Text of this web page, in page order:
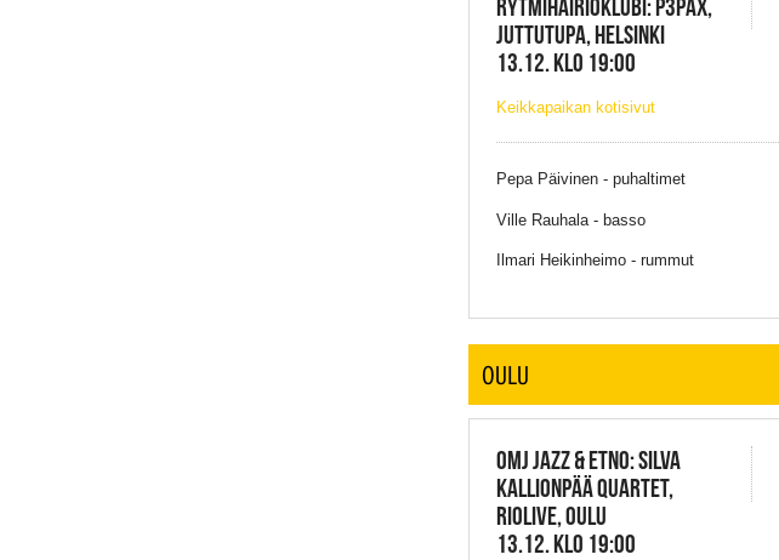
RYTMIHÄIRIÖKLUBI: P3PAX,
JUTTUTUPA, HELSINKI
13.12. KLO 19:00
Keikkapaikan kotisivut
Pepa Päivinen - puhaltimet
Ville Rauhala - basso
Ilmari Heikinheimo - rummut
OULU
OMJ JAZZ & ETNO: SILVA
KALLIONPÄÄ QUARTET,
RIOLIVE, OULU
13.12. KLO 19:00